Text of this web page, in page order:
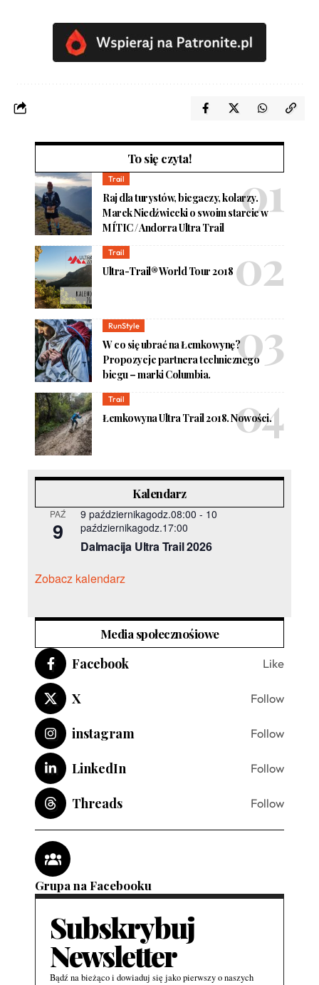
To się czyta!
Trail
Raj dla turystów, biegaczy, kolarzy.
Marek Niedźwiecki o swoim starcie w
MÍTIC / Andorra Ultra Trail
Trail
Ultra-Trail® World Tour 2018
RunStyle
W co się ubrać na Łemkowynę?
Propozycje partnera technicznego
biegu – marki Columbia.
Trail
Łemkowyna Ultra Trail 2018. Nowości.
Kalendarz
PAŹ
9
9 październikagodz.08:00 - 10
październikagodz.17:00
Dalmacija Ultra Trail 2026
Zobacz kalendarz
Media społecznośiowe
Facebook Like
X Follow
instagram Follow
LinkedIn Follow
Threads Follow
Grupa na Facebooku
Subskrybuj
Newsletter
Bądź na bieżąco i dowiaduj się jako pierwszy o naszych